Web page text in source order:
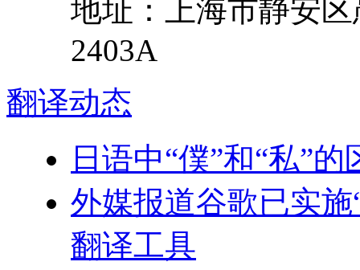
地址：
上海市静安区
2403A
翻译动态
日语中“僕”和“私”
外媒报道谷歌已实
翻译工具